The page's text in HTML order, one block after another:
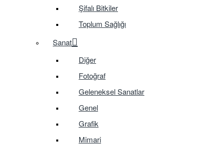
Şifalı Bitkiler
Toplum Sağlığı
Sanat
Diğer
Fotoğraf
Geleneksel Sanatlar
Genel
Grafik
Mimari